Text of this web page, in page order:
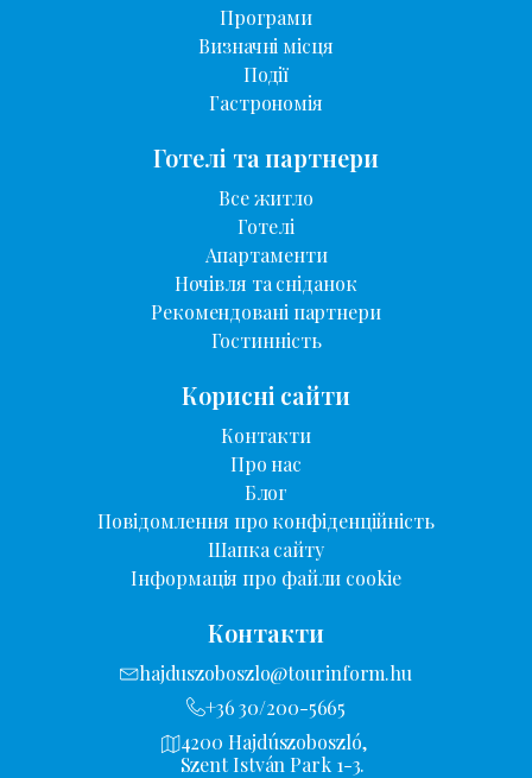
Програми
Визначні місця
Події
Гастрономія
Готелі та партнери
Все житло
Готелі
Апартаменти
Ночівля та сніданок
Рекомендовані партнери
Гостинність
Корисні сайти
Контакти
Про нас
Блог
Повідомлення про конфіденційність
Шапка сайту
Інформація про файли cookie
Контакти
hajduszoboszlo@tourinform.hu
+36 30/200-5665
4200 Hajdúszoboszló,
Szent István Park 1-3.